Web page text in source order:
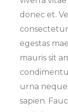
donec et.
egestas
mauris sit
urna
sapien.